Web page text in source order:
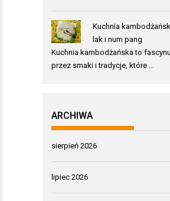
Kuchnia
lak i num pang
Kuchnia kambodżańska to
przez smaki i tradycje, które …
ARCHIWA
sierpień 2026
lipiec 2026